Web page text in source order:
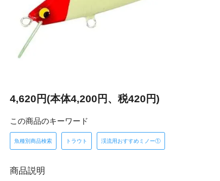
4,620円(本体4,200円、税420円)
この商品のキーワード
魚種別商品検索 トラウト 渓流用おすすめミノー①
商品説明